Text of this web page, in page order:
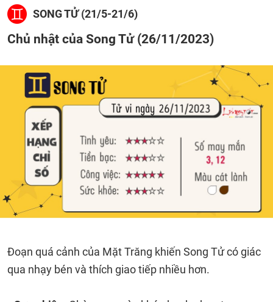
SONG TỬ (21/5-21/6)
Chủ nhật của Song Tử (26/11/2023)
Đoạn quá cảnh của Mặt Trăng khiến Song Tử có giác
qua nhạy bén và thích giao tiếp nhiều hơn.